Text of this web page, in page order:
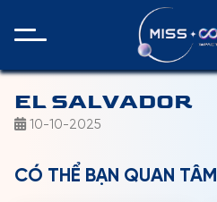
EL SALVADOR
10-10-2025
CÓ THỂ BẠN QUAN TÂM